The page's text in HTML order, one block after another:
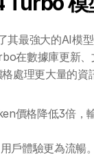
其最強大的AI模
在數據庫更新
處理更大量的資
價格降低3倍，
戶體驗更為流暢。